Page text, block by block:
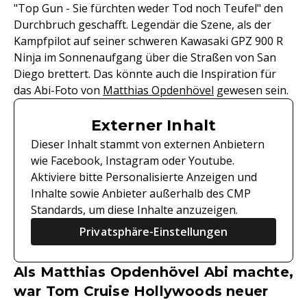
"Top Gun - Sie fürchten weder Tod noch Teufel" den
Durchbruch geschafft. Legendär die Szene, als der
Kampfpilot auf seiner schweren Kawasaki GPZ 900 R
Ninja im Sonnenaufgang über die Straßen von San
Diego brettert. Das könnte auch die Inspiration für
das Abi-Foto von Matthias Opdenhövel gewesen sein.
Externer Inhalt
Dieser Inhalt stammt von externen Anbietern
wie Facebook, Instagram oder Youtube.
Aktiviere bitte Personalisierte Anzeigen und
Inhalte sowie Anbieter außerhalb des CMP
Standards, um diese Inhalte anzuzeigen.
Privatsphäre-Einstellungen
Als Matthias Opdenhövel Abi machte,
war Tom Cruise Hollywoods neuer